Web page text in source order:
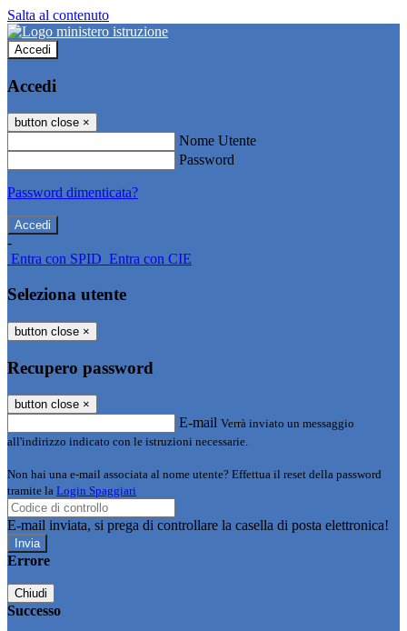
Salta al contenuto
Accedi
Accedi
button close ×
Nome Utente
Password
Password dimenticata?
-
Entra con SPID Entra con CIE
Seleziona utente
button close ×
Recupero password
button close ×
E-mail Verrà inviato un messaggio
all'indirizzo indicato con le istruzioni necessarie.
Non hai una e-mail associata al nome utente? Effettua il reset della password
tramite la Login Spaggiari
E-mail inviata, si prega di controllare la casella di posta elettronica!
Errore
Chiudi
Successo